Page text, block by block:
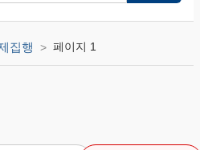
집행 페이지 1